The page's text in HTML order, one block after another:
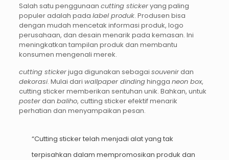
Salah satu penggunaan cutting stickeryang paling
populer adalah pada label produk. Produsen bisa
dengan mudah mencetak informasi produk, logo
perusahaan, dan desain menarik pada kemasan. Ini
meningkatkan tampilan produk dan membantu
konsumen mengenali merek.
cutting stickerjuga digunakan sebagai souvenirdan
dekorasi. Mulai dari wallpaper dindinghingga neon box,
cutting sticker memberikan sentuhan unik. Bahkan, untuk
posterdan baliho, cutting sticker efektif menarik
perhatian dan menyampaikan pesan.
“Cutting sticker telah menjadi alat yang tak
terpisahkan dalam mempromosikan produk dan